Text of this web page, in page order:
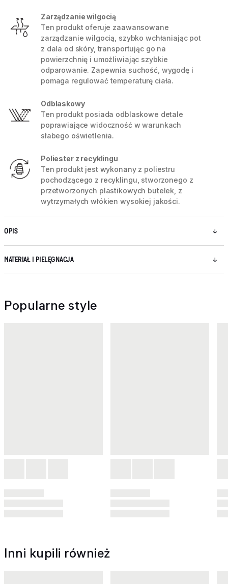
Zarządzanie wilgocią
Ten produkt oferuje zaawansowane
zarządzanie wilgocią, szybko wchłaniając pot
z dala od skóry, transportując go na
powierzchnię i umożliwiając szybkie
odparowanie. Zapewnia suchość, wygodę i
pomaga regulować temperaturę ciała.
Odblaskowy
Ten produkt posiada odblaskowe detale
poprawiające widoczność w warunkach
słabego oświetlenia.
Poliester z recyklingu
Ten produkt jest wykonany z poliestru
pochodzącego z recyklingu, stworzonego z
przetworzonych plastikowych butelek, z
wytrzymałych włókien wysokiej jakości.
OPIS
MATERIAŁ I PIELĘGNACJA
Popularne style
Inni kupili również